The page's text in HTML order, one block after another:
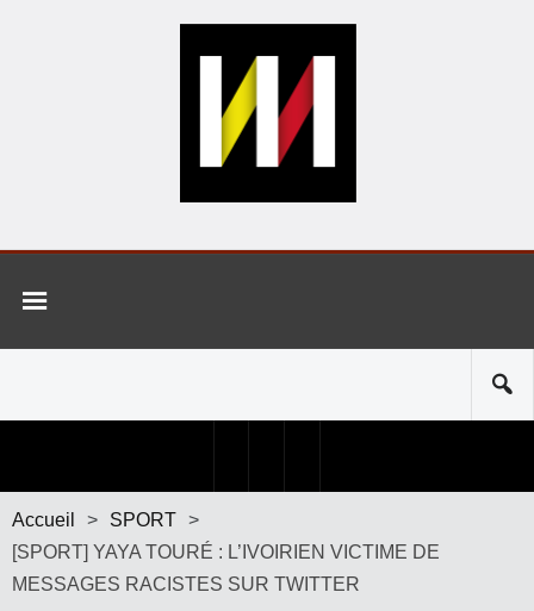
Accueil > SPORT >
[SPORT] YAYA TOURÉ : L’IVOIRIEN VICTIME DE
MESSAGES RACISTES SUR TWITTER